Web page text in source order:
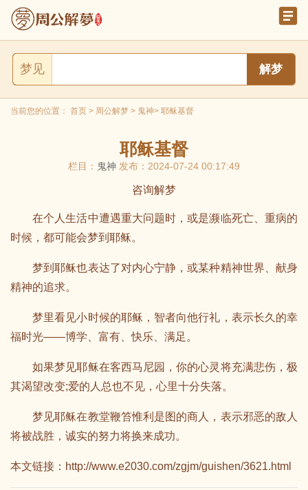
梦见
当前您的位置： 首页 > 周公解梦 > 鬼神> 耶稣基督
耶稣基督
栏目： 鬼神 发布：2024-07-24 00:17:49
咨询解梦
在个人生活中遭遇重大问题时，或是濒临死亡、重病的
时候，都可能会梦到耶稣。
梦到耶稣也表达了对内心宁静，或某种精神世界、献身
精神的追求。
梦里看见小时候的耶稣，智者向他行礼，表示长久的幸
福时光——博学、富有、快乐、满足。
如果梦见耶稣在客西马尼园，你的心灵将充满悲伤，极
其渴望改变;爱的人总也不见，心里十分失落。
梦见耶稣在教堂鞭笞惟利是图的商人，表示邪恶的敌人
将被战胜，诚实的努力将换来成功。
本文链接： http://www.e2030.com/zgjm/guishen/3621.html